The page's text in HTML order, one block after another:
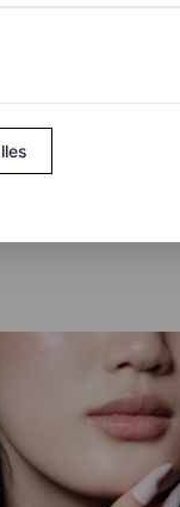
de grootste
van 2025